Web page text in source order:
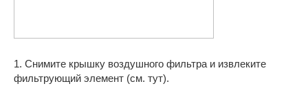
1. Снимите крышку воздушного фильтра и извлеките
фильтрующий элемент (см. тут).